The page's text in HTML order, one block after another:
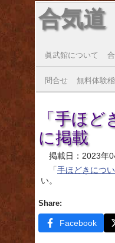
合気道
眞武館について
問合せ 無料体験
「手ほ
に掲載
掲載日：2023年
「手ほどきにつ
い。
Share:
Facebook